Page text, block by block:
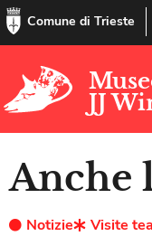
Comune di Trieste
JJ
Anche
Notizie Visite